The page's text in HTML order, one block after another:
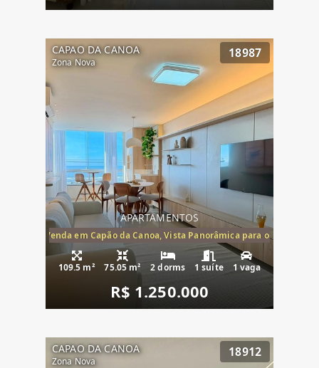
CAPAO DA CANOA
Zona Nova
18987
APARTAMENTOS
Mar à Venda em Capão da Canoa, Vista Panorâmica para o Mar, 2
109.5 m² 75.05 m² 2 dorms 1 suíte 1 vaga
R$ 1.250.000
CAPAO DA CANOA
Zona Nova
18912